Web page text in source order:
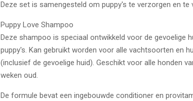
Deze set is samengesteld om puppy's te verzorgen en te
Puppy Love Shampoo
Deze shampoo is speciaal ontwikkeld voor de gevoelige
puppy's. Kan gebruikt worden voor alle vachtsoorten en
(inclusief de gevoelige huid). Geschikt voor alle honden
weken oud.
De formule bevat een ingebouwde conditioner en